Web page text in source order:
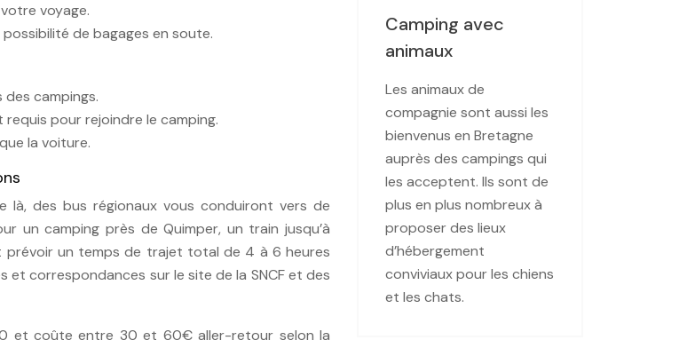
voyage.
de bagages en soute.
campings.
pour rejoindre le camping.
la voiture.
là, des bus régionaux vous conduiront vers de
un camping près de Quimper, un train jusqu’à
prévoir un temps de trajet total de 4 à 6 heures
et correspondances sur le site de la SNCF et des
et coûte entre 30 et 60€ aller-retour selon la
Camping avec
animaux
Les animaux de
compagnie sont aussi les
bienvenus en Bretagne
auprès des campings qui
les acceptent. Ils sont de
plus en plus nombreux à
proposer des lieux
d’hébergement
conviviaux pour les chiens
et les chats.